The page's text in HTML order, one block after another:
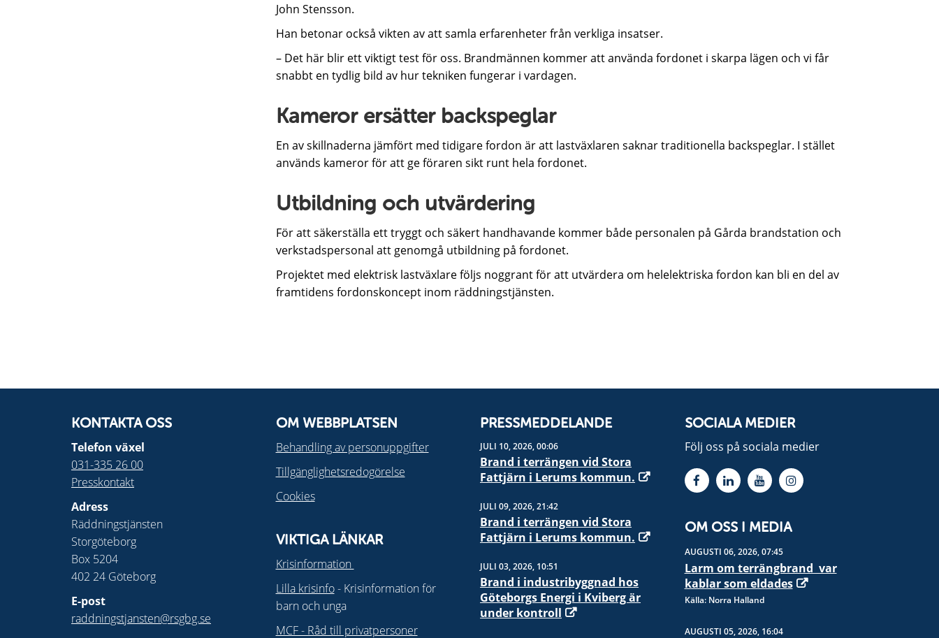
John Stensson.
Han betonar också vikten av att samla erfarenheter från verkliga insatser.
– Det här blir ett viktigt test för oss. Brandmännen kommer att använda fordonet i skarpa lägen och vi får
snabbt en tydlig bild av hur tekniken fungerar i vardagen.
Kameror ersätter backspeglar
En av skillnaderna jämfört med tidigare fordon är att lastväxlaren saknar traditionella backspeglar. I stället
används kameror för att ge föraren sikt runt hela fordonet.
Utbildning och utvärdering
För att säkerställa ett tryggt och säkert handhavande kommer både personalen på Gårda brandstation och
verkstadspersonal att genomgå utbildning på fordonet.
Projektet med elektrisk lastväxlare följs noggrant för att utvärdera om helelektriska fordon kan bli en del av
framtidens fordonskoncept inom räddningstjänsten.
KONTAKTA OSS
Telefon växel
031-335 26 00
Presskontakt
Adress
Räddningstjänsten
Storgöteborg
Box 5204
402 24 Göteborg
E-post
raddningstjansten@rsgbg.se
OM WEBBPLATSEN
Behandling av personuppgifter
Tillgänglighetsredogörelse
Cookies
VIKTIGA LÄNKAR
Krisinformation
Lilla krisinfo- Krisinformation för
barn och unga
MCF - Råd till privatpersoner
PRESSMEDDELANDE
JULI 10, 2026, 00:06
Brand i terrängen vid Stora
Fattjärn i Lerums kommun.
JULI 09, 2026, 21:42
Brand i terrängen vid Stora
Fattjärn i Lerums kommun.
JULI 03, 2026, 10:51
Brand i industribyggnad hos
Göteborgs Energi i Kviberg är
under kontroll
SOCIALA MEDIER
Följ oss på sociala medier
OM OSS I MEDIA
AUGUSTI 06, 2026, 07:45
Larm om terrängbrand  var
kablar som eldades
Källa: Norra Halland
AUGUSTI 05, 2026, 16:04